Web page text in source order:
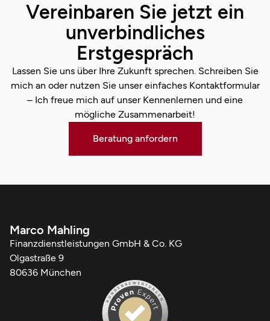
Vereinbaren Sie jetzt ein
unverbindliches
Erstgespräch
Lassen Sie uns über Ihre Zukunft sprechen. Schreiben Sie
mich an oder nutzen Sie unser einfaches Kontaktformular
– Ich freue mich auf unser Kennenlernen und eine
mögliche Zusammenarbeit!
Beratung anfordern
Marco Mahling
Finanzdienstleistungen GmbH & Co. KG
Olgastraße 9
80636 München